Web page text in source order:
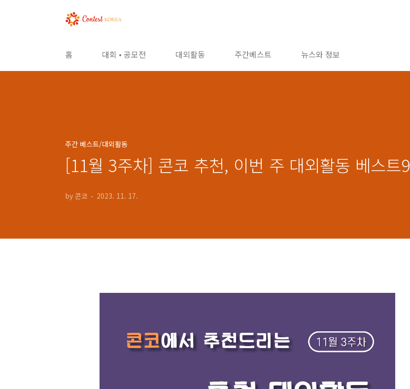
홈 대회 • 공모전 대외활동 주간베스트 뉴스와 정보
주간 베스트/대외활동
[11월 3주차] 콘코 추천, 이번 주 대외활동 베스트9
by 콘코 2023. 11. 17.